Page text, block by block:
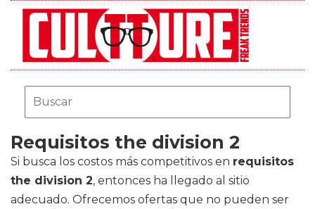
Requisitos the division 2
Si busca los costos más competitivos en requisitos
the division 2, entonces ha llegado al sitio
adecuado. Ofrecemos ofertas que no pueden ser